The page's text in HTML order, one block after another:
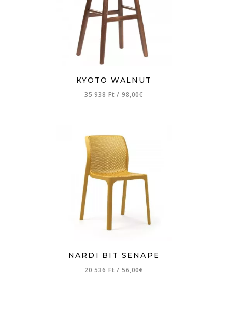
KYOTO WALNUT
35 938 Ft/ 98,00€
NARDI BIT SENAPE
20 536 Ft/ 56,00€